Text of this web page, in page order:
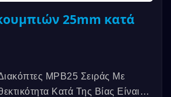
25mm κατά
MPB25 Σειράς Με
Κατά Της Βίας Είναι